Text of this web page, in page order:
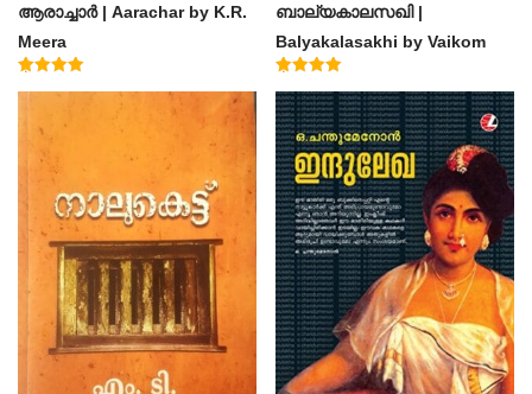
ആരാച്ചാര്‍ | Aarachar by K.R.
Meera
ബാല്യകാലസഖി |
Balyakalasakhi by Vaikom
Muhammad Basheer
4.60
out of 5